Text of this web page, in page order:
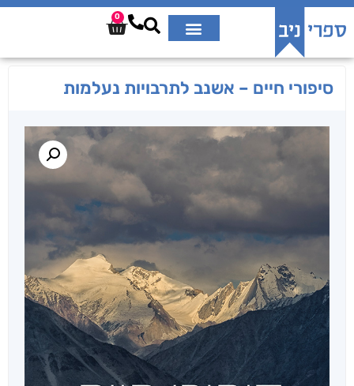
0
סיפורי חיים – אשנב לתרבויות נעלמות